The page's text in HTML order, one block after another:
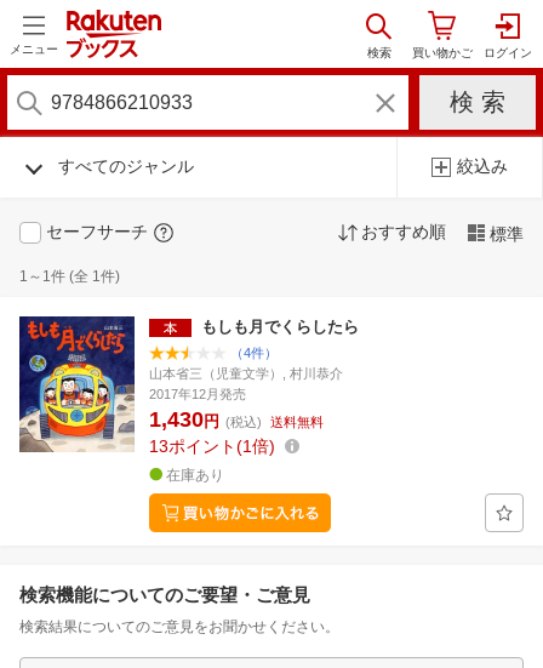
メニュー
すべてのジャンル 絞込み
セーフサーチ おすすめ順 標準
1～1件 (全 1件)
もしも月でくらしたら
（4件）
山本省三（児童文学）, 村川恭介
2017年12月発売
1,430円 (税込) 送料無料
13ポイント 1倍
在庫あり
検索機能についてのご要望・ご意見
検索結果についてのご意見をお聞かせください。